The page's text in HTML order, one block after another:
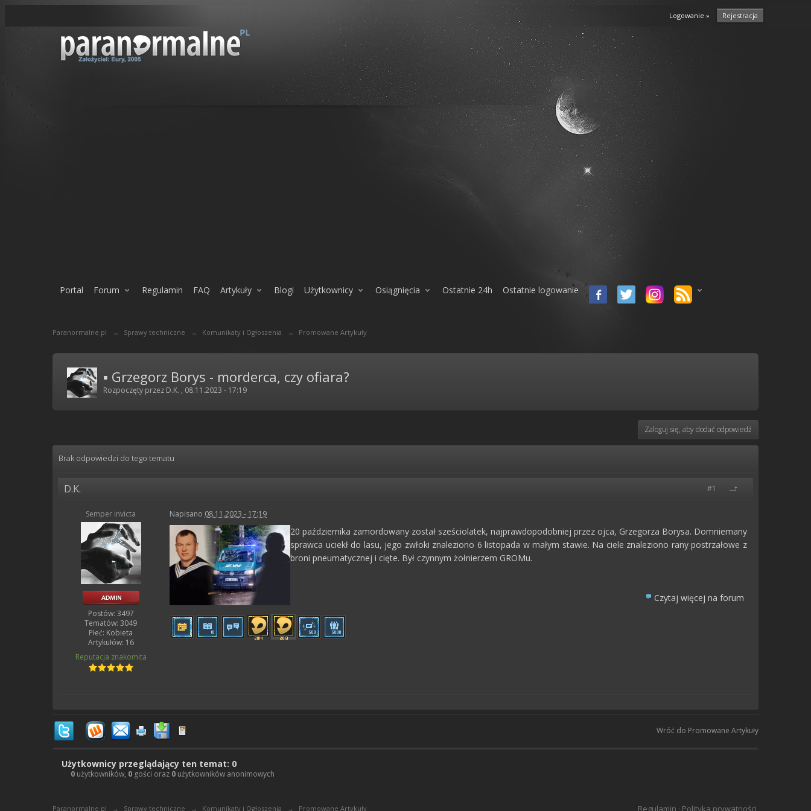
Logowanie » Rejestracja
Portal Forum Regulamin FAQ Artykuły Blogi Użytkownicy Osiągnięcia Ostatnie 24h Ostatnie logowanie
Paranormalne.pl → Sprawy techniczne → Komunikaty i Ogłoszenia → Promowane Artykuły
▪️ Grzegorz Borys - morderca, czy ofiara?
Rozpoczęty przez D.K. , 08.11.2023 - 17:19
Zaloguj się, aby dodać odpowiedź
Brak odpowiedzi do tego tematu
#1
D.K.
Semper invicta
Postów: 3497
Tematów: 3049
Płeć: Kobieta
Artykułów: 16
Reputacja znakomita
Napisano 08.11.2023 - 17:19
20 października zamordowany został sześciolatek, najprawdopodobniej przez ojca, Grzegorza Borysa. Domniemany
sprawca uciekł do lasu, jego zwłoki znaleziono 6 listopada w małym stawie. Na ciele znaleziono rany postrzałowe z
broni pneumatycznej i cięte. Był czynnym żołnierzem GROMu.
Czytaj więcej na forum
Wróć do Promowane Artykuły
Użytkownicy przeglądający ten temat: 0
0 użytkowników, 0 gości oraz 0 użytkowników anonimowych
Paranormalne.pl → Sprawy techniczne → Komunikaty i Ogłoszenia → Promowane Artykuły Polityka prywatności
Regulamin ·